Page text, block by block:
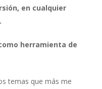
en cualquier
herramienta de
temas que más me